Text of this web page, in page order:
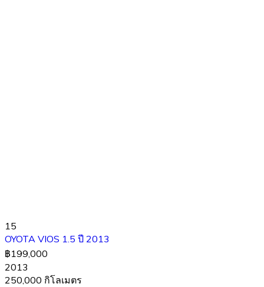
15
OYOTA VIOS 1.5 ปี 2013
฿199,000
2013
250,000 กิโลเมตร